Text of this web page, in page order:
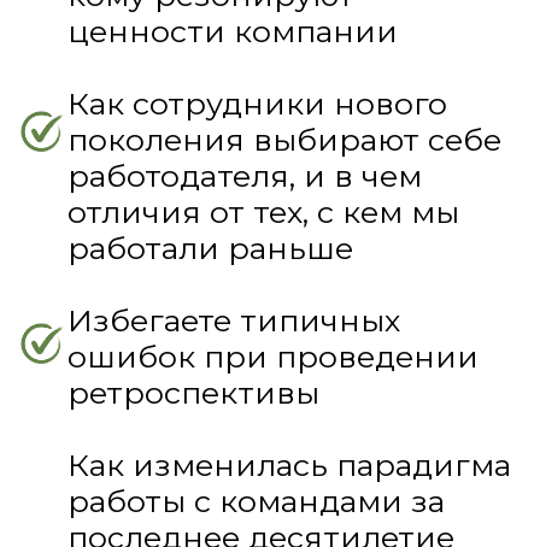
Региональный франчайзер
сети школ Helen Doron English,
Владелец и руководитель
собственных языковых
центров с 2011
Коуч ICF, бизнес-тренер ICBT
Анна Целуйко